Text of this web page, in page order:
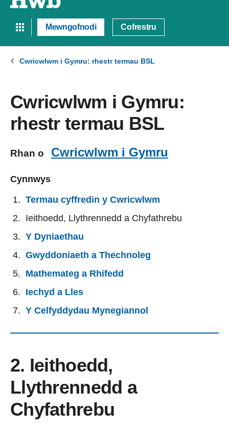
Mewngofnodi Cofrestru
Cwricwlwm i Gymru: rhestr termau BSL
Cwricwlwm i Gymru:
rhestr termau BSL
Rhan o Cwricwlwm i Gymru
Cynnwys
Termau cyffredin y Cwricwlwm
Ieithoedd, Llythrennedd a Chyfathrebu
Y Dyniaethau
Gwyddoniaeth a Thechnoleg
Mathemateg a Rhifedd
Iechyd a Lles
Y Celfyddydau Mynegiannol
2. Ieithoedd,
Llythrennedd a
Chyfathrebu